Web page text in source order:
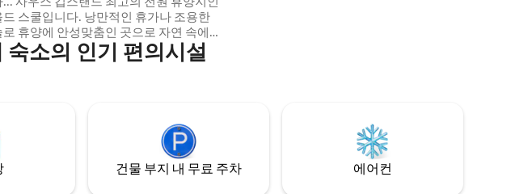
스쿨입니다. 낭만적인 휴가나 조용한
로 휴양에 안성맞춤인 곳으로 자연 속에
진정으로 휴식을 취할 수 있는 곳입니다.
우스 깁스랜드 산기슭에 자리한 경치 좋
한 사람과 다시 소통하세요. ⭐️ Country
매거진이 선정한 최고의 시골 휴양지
소의 인기 편의시설
건물 부지 내 무료 주차 에어컨